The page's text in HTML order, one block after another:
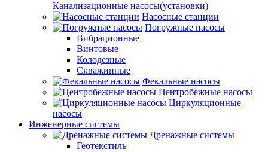
Канализационные насосы(установки)
Насосные станции
Погружные насосы
Вибрационные
Винтовые
Колодезные
Скважинные
Фекальные насосы
Центробежные насосы
Циркуляционные
насосы
Инженерные системы
Дренажные системы
Геотекстиль